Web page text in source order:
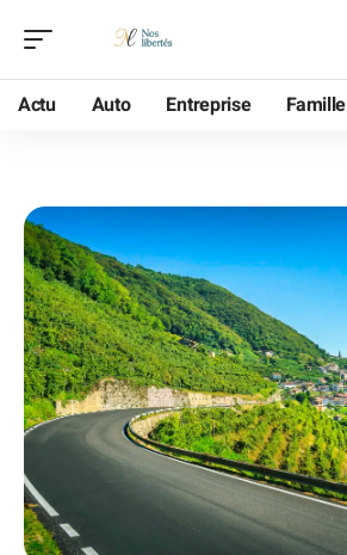
Actu Auto Entreprise Famille